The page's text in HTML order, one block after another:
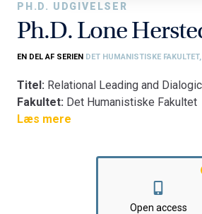
PH.D. UDGIVELSER
Ph.D. Lone
EN DEL AF SERIEN DET HUMANISTISKE
Titel: Relational Leading and
Fakultet: Det Humanistiske Fakultet
Institut:Institut for Læring og Filosofi
Læs mere
Open access